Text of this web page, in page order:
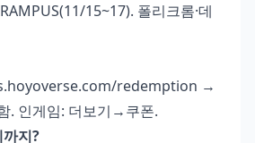
15~17). 폴리크롬·데
redemption →
인게임: 더보기→쿠폰.
지?